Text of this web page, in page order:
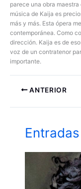
parece una obra
música de Kaija es
más y más. Esta ópera
contemporánea. Como
dirección. Kaija es de
voz de un contratenor
importante.
ANTERIOR